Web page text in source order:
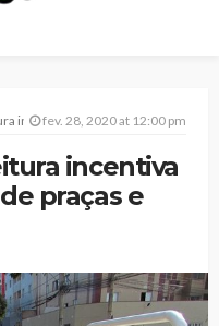
empresas a cuidar de praças e jardins
fev. 28, 2020 at 12:00 pm
incentiva
praças e